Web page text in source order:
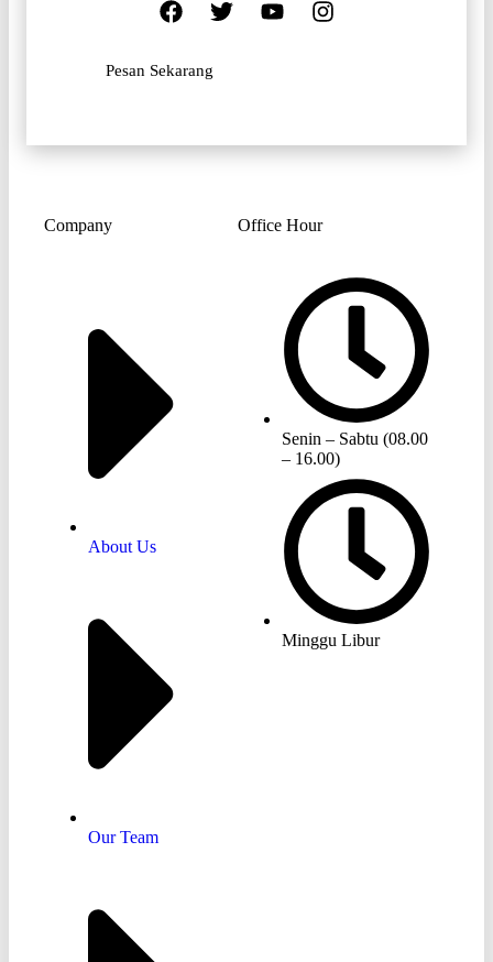
Pesan Sekarang
Company
About Us
Our Team
Office Hour
Senin – Sabtu (08.00
– 16.00)
Minggu Libur